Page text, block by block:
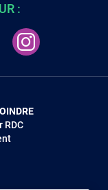
:
RDC